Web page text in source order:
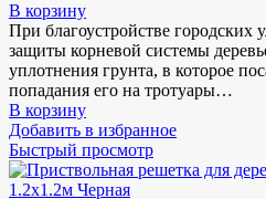
В корзину
При благоустройстве городских
защиты корневой системы
уплотнения грунта, в которое
попадания его на тротуары…
В корзину
Добавить в избранное
Быстрый просмотр